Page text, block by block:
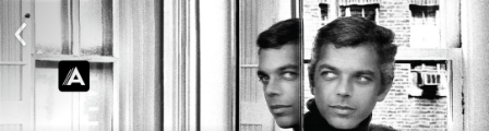
Поддержка: support@24h.tv
О сервисе
Пользовательское соглашение
Политика конфиденциальности
Для партнёров
Открыть приложение
Ввести промокод